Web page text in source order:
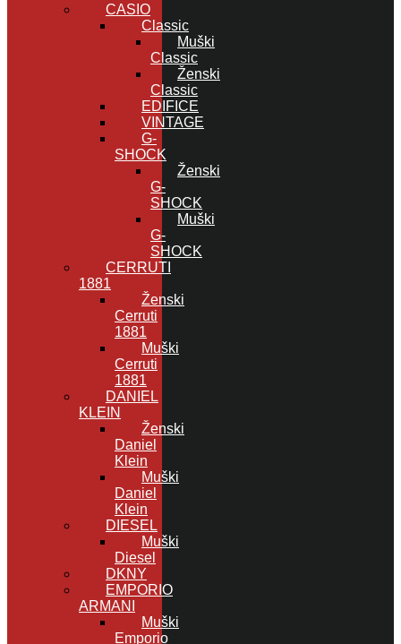
CASIO
Classic
Muški
Classic
Ženski
Classic
EDIFICE
VINTAGE
G-
SHOCK
Ženski
G-
SHOCK
Muški
G-
SHOCK
CERRUTI
1881
Ženski
Cerruti
1881
Muški
Cerruti
1881
DANIEL
KLEIN
Ženski
Daniel
Klein
Muški
Daniel
Klein
DIESEL
Muški
Diesel
DKNY
EMPORIO
ARMANI
Muški
Emporio